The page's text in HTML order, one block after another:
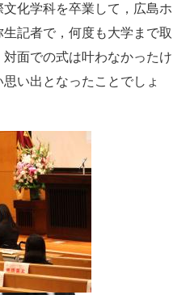
化学科を卒業して，広島ホ
記者で，何度も大学まで取
面での式は叶わなかったけ
い出となったことでしょ